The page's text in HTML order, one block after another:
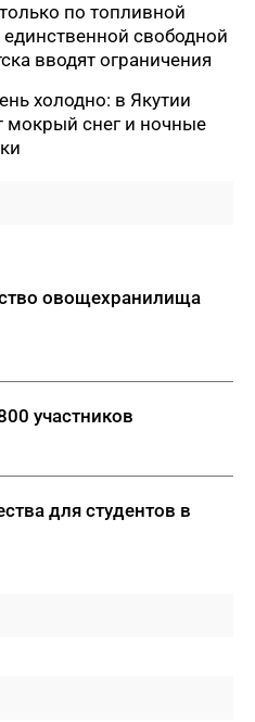
в Ермолаев день
увеличивают
на спорт и здоровый
Борисов назвал
главы Якутии с
по топливной
единственной свободной
вводят ограничения
холодно: в Якутии
мокрый снег и ночные
овощехранилища
участников
для студентов в